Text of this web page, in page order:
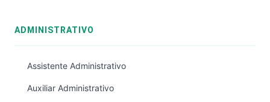
ADMINISTRATIVO
Assistente Administrativo
Auxiliar Administrativo